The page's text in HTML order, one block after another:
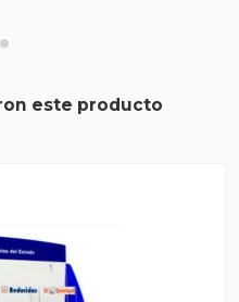
este producto